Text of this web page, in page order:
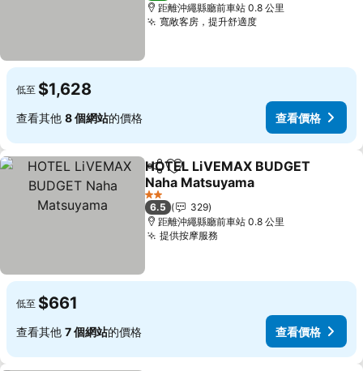
距離沖繩縣廳前車站 0.8 公里
寬敞客房，提升舒適度
低至 $1,628
查看其他 8 個網站的價格 查看價格
分享 加入我的最愛
HOTEL LiVEMAX BUDGET
Naha Matsuyama
2 星級
6.5
329
距離沖繩縣廳前車站 0.8 公里
提供按摩服務
低至 $661
查看其他 7 個網站的價格 查看價格